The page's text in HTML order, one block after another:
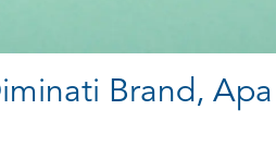
Brand,